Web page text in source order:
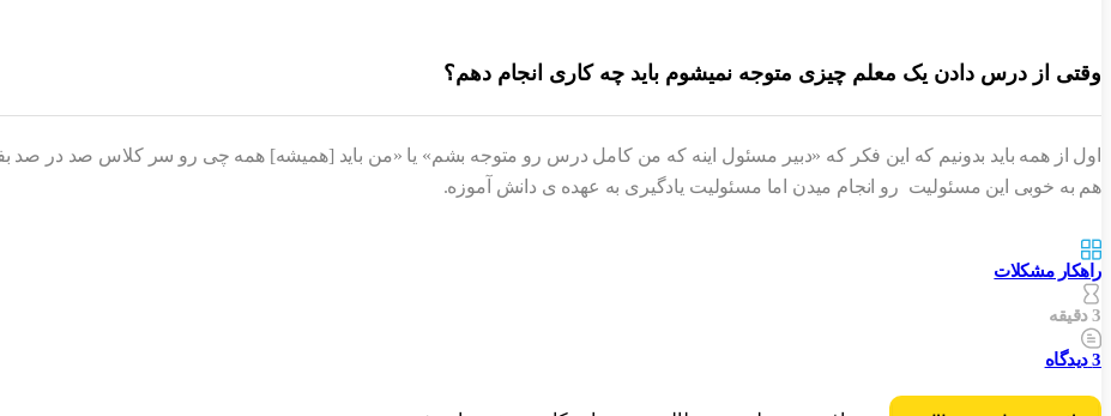
وقتی از درس دادن یک معلم چیزی متوجه نمیشوم باید چه کاری انجام دهم؟
اول از همه باید بدونیم که این فکر که «دبیر مسئول اینه که من کامل درس رو متوجه بشم» یا «من باید [همیشه] همه چی رو سر کلاس صد در
هم به خوبی این مسئولیت رو انجام میدن اما مسئولیت یادگیری به عهده ی دانش آموزه.
راهکار مشکلات
3 دقیقه
3 دیدگاه